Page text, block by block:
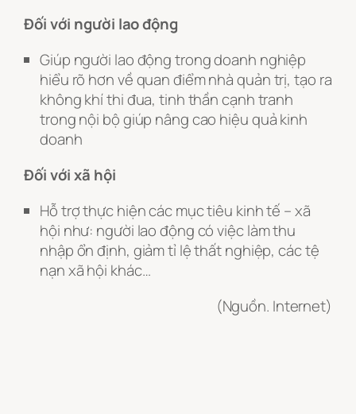
Đối với người lao động
Giúp người lao động trong doanh nghiệp
hiểu rõ hơn về quan điểm nhà quản trị, tạo ra
không khí thi đua, tinh thần cạnh tranh
trong nội bộ giúp nâng cao hiệu quả kinh
doanh
Đối với xã hội
Hỗ trợ thực hiện các mục tiêu kinh tế – xã
hội như: người lao động có việc làm thu
nhập ổn định, giảm tỉ lệ thất nghiệp, các tệ
nạn xã hội khác…
(Nguồn. Internet)